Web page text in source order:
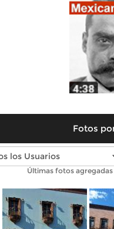
Fotos
Fotos modernas
Últimas fotos agregadas